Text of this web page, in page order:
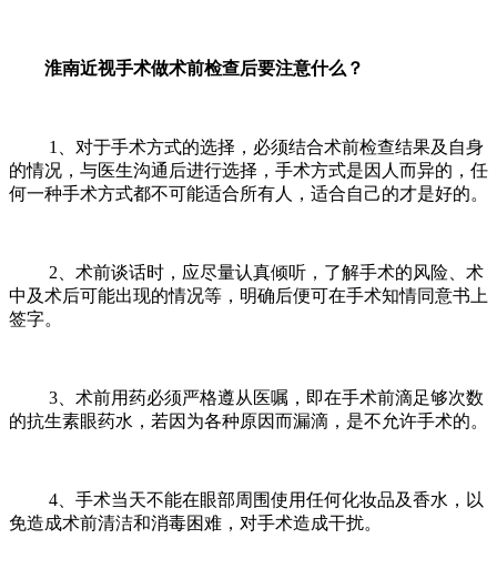
淮南近视手术做术前检查后要注意什么？
1、对于手术方式的选择，必须结合术前检查结果及自身
的情况，与医生沟通后进行选择，手术方式是因人而异的，任
何一种手术方式都不可能适合所有人，适合自己的才是好的。
2、术前谈话时，应尽量认真倾听，了解手术的风险、术
中及术后可能出现的情况等，明确后便可在手术知情同意书上
签字。
3、术前用药必须严格遵从医嘱，即在手术前滴足够次数
的抗生素眼药水，若因为各种原因而漏滴，是不允许手术的。
4、手术当天不能在眼部周围使用任何化妆品及香水，以
免造成术前清洁和消毒困难，对手术造成干扰。